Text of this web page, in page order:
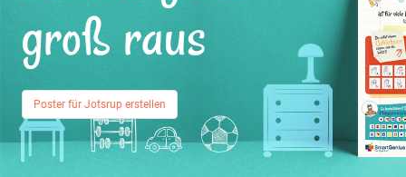
groß raus
Poster für Jotsrup erstellen